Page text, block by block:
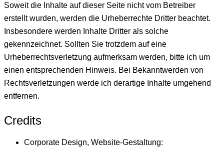
Soweit die Inhalte auf dieser Seite nicht vom Betreiber
erstellt wurden, werden die Urheberrechte Dritter beachtet.
Insbesondere werden Inhalte Dritter als solche
gekennzeichnet. Sollten Sie trotzdem auf eine
Urheberrechtsverletzung aufmerksam werden, bitte ich um
einen entsprechenden Hinweis. Bei Bekanntwerden von
Rechtsverletzungen werde ich derartige Inhalte umgehend
entfernen.
Credits
Corporate Design, Website-Gestaltung: